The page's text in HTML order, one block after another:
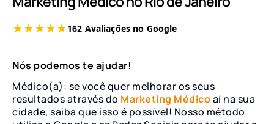
Nós podemos te ajudar!
Médico(a): se você quer melhorar os seus
resultados através do Marketing Médicoaí na sua
cidade, saiba que isso é possível! Nosso método